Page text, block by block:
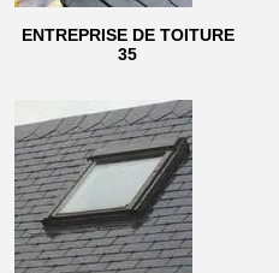
ENTREPRISE DE TOITURE
35